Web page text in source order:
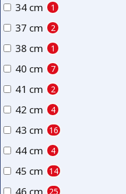
34 cm
1
37 cm 2
38 cm 1
40 cm 7
41 cm 2
42 cm 4
43 cm 16
44 cm 4
45 cm 14
25